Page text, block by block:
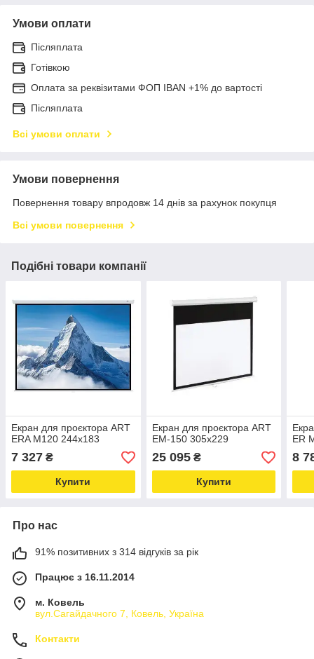
Умови оплати
Післяплата
Готівкою
Оплата за реквізитами ФОП IBAN +1% до вартості
Післяплата
Всі умови оплати
Умови повернення
Повернення товару впродовж 14 днів за рахунок покупця
Всі умови повернення
Подібні товари компанії
Екран для проєктора ART
ERA M120 244x183
7 327 ₴
Купити
Екран для проєктора ART
EM-150 305x229
25 095₴
Купити
ER
8
Про нас
91% позитивних з 314 відгуків за рік
Працює з 16.11.2014
м. Ковель
вул.Сагайдачного 7, Ковель, Україна
Контакти